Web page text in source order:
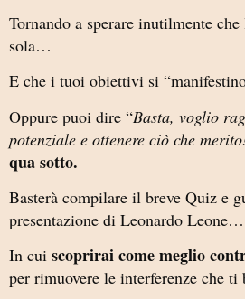
Tornando a sperare inutilmente
sola…
E che i tuoi obiettivi si
Oppure puoi dire “Basta, voglio
potenziale e ottenere ciò che
qua sotto.
Basterà compilare il breve Quiz e
presentazione di Leonardo Leone…
In cui scoprirai come meglio
per rimuovere le interferenze che